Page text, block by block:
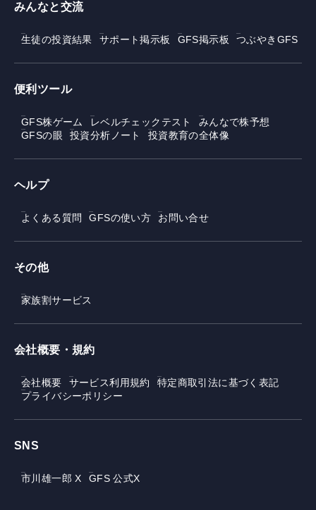
みんなと交流
生徒の投資結果 サポート掲示板 GFS掲示板 つぶやきGFS
便利ツール
GFS株ゲーム レベルチェックテスト
みんなで株予想
GFSの眼
投資分析ノート 投資教育の全体像
ヘルプ
よくある質問 GFSの使い方 お問い合せ
その他
家族割サービス
会社概要・規約
会社概要 サービス利用規約
特定商取引法に基づく表記
プライバシーポリシー
SNS
市川雄一郎 X GFS 公式X